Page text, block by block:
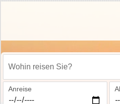
Wohin reisen Sie?
Anreise